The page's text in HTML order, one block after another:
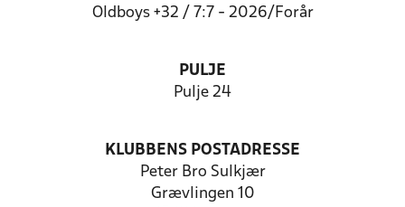
Oldboys +32 / 7:7 - 2026/Forår
PULJE
Pulje 24
KLUBBENS POSTADRESSE
Peter Bro Sulkjær
Grævlingen 10